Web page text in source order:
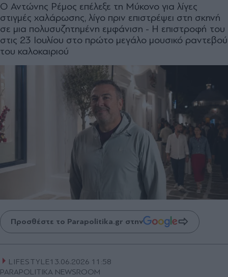
Ο Αντώνης Ρέμος επέλεξε τη Μύκονο για λίγες
στιγμές χαλάρωσης, λίγο πριν επιστρέψει στη σκηνή
σε μια πολυσυζητημένη εμφάνιση - Η επιστροφή του
στις 23 Ιουλίου στο πρώτο μεγάλο μουσικό ραντεβού
του καλοκαιριού
Προσθέστε το Parapolitika.gr στην
LIFESTYLE13.06.2026 11:58
PARAPOLITIKA NEWSROOM